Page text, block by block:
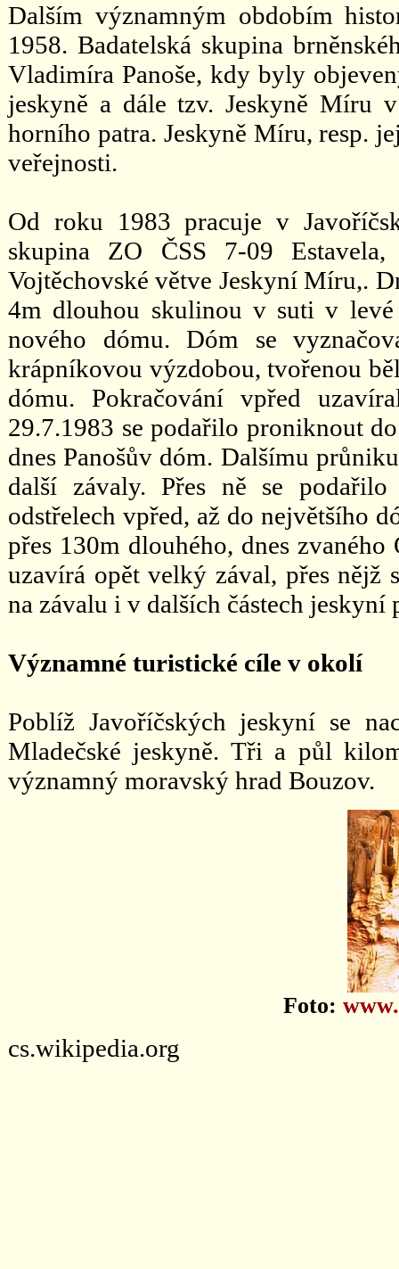
Dalším významným obdobím
1958. Badatelská skupina
Vladimíra Panoše, kdy byly
jeskyně a dále tzv. Jeskyně Míru
horního patra. Jeskyně Míru, resp.
veřejnosti.
Od roku 1983 pracuje v
skupina ZO ČSS 7-09
Vojtěchovské větve Jeskyní Míru,.
4m dlouhou skulinou v suti v
nového dómu. Dóm se
krápníkovou výzdobou, tvořenou
dómu. Pokračování vpřed
29.7.1983 se podařilo proniknout
dnes Panošův dóm. Dalšímu
další závaly. Přes ně se
odstřelech vpřed, až do největšího
přes 130m dlouhého, dnes
uzavírá opět velký zával, přes nějž
na závalu i v dalších částech jeskyní
Významné turistické cíle v okolí
Poblíž Javoříčských jeskyní se
Mladečské jeskyně. Tři a půl
významný moravský hrad Bouzov.
Foto:
cs.wikipedia.org